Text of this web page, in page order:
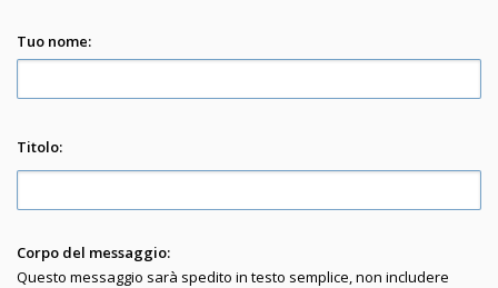
Tuo nome:
Titolo:
Corpo del messaggio:
Questo messaggio sarà spedito in testo semplice, non includere